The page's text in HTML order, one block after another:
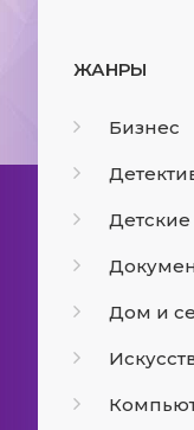
ЖАНРЫ
Бизнес
Детские
Дом и